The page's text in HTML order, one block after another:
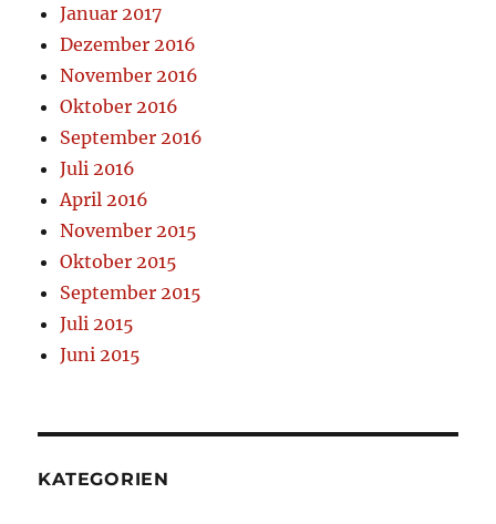
Januar 2017
Dezember 2016
November 2016
Oktober 2016
September 2016
Juli 2016
April 2016
November 2015
Oktober 2015
September 2015
Juli 2015
Juni 2015
KATEGORIEN